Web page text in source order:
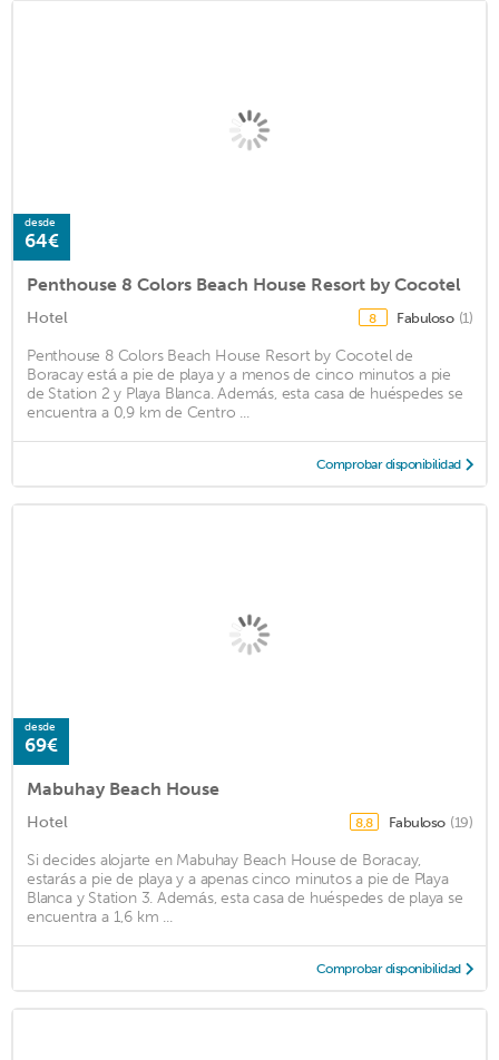
desde
64€
Penthouse 8 Colors Beach House Resort by Cocotel
Hotel 8 Fabuloso (1)
Penthouse 8 Colors Beach House Resort by Cocotel de
Boracay está a pie de playa y a menos de cinco minutos a pie
de Station 2 y Playa Blanca. Además, esta casa de huéspedes se
encuentra a 0,9 km de Centro ...
Comprobar disponibilidad
desde
69€
Mabuhay Beach House
Hotel 8,8 Fabuloso (19)
Si decides alojarte en Mabuhay Beach House de Boracay,
estarás a pie de playa y a apenas cinco minutos a pie de Playa
Blanca y Station 3. Además, esta casa de huéspedes de playa se
encuentra a 1,6 km ...
Comprobar disponibilidad